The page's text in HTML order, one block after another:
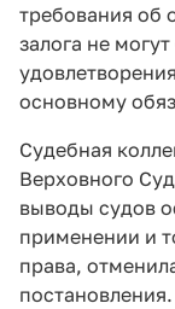
требования об
залога не
основному
Судебная
Верховного
выводы судов
применении и
права,